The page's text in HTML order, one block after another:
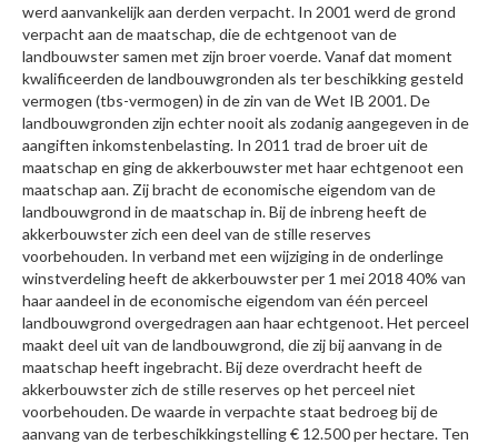
werd aanvankelijk aan derden verpacht. In 2001 werd de grond
verpacht aan de maatschap, die de echtgenoot van de
landbouwster samen met zijn broer voerde. Vanaf dat moment
kwalificeerden de landbouwgronden als ter beschikking gesteld
vermogen (tbs-vermogen) in de zin van de Wet IB 2001. De
landbouwgronden zijn echter nooit als zodanig aangegeven in de
aangiften inkomstenbelasting. In 2011 trad de broer uit de
maatschap en ging de akkerbouwster met haar echtgenoot een
maatschap aan. Zij bracht de economische eigendom van de
landbouwgrond in de maatschap in. Bij de inbreng heeft de
akkerbouwster zich een deel van de stille reserves
voorbehouden. In verband met een wijziging in de onderlinge
winstverdeling heeft de akkerbouwster per 1 mei 2018 40% van
haar aandeel in de economische eigendom van één perceel
landbouwgrond overgedragen aan haar echtgenoot. Het perceel
maakt deel uit van de landbouwgrond, die zij bij aanvang in de
maatschap heeft ingebracht. Bij deze overdracht heeft de
akkerbouwster zich de stille reserves op het perceel niet
voorbehouden. De waarde in verpachte staat bedroeg bij de
aanvang van de terbeschikkingstelling € 12.500 per hectare. Ten